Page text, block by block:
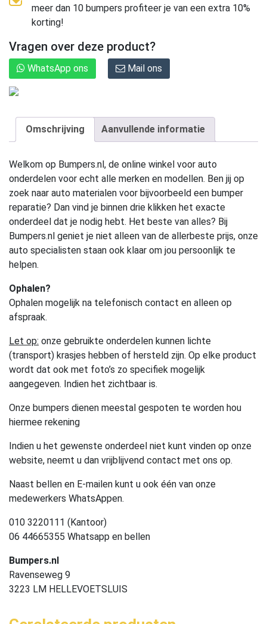
meer dan 10 bumpers profiteer je van een extra 10%
korting!
Vragen over deze product?
WhatsApp ons Mail ons
Omschrijving Aanvullende informatie
Welkom op Bumpers.nl, de online winkel voor auto
onderdelen voor echt alle merken en modellen. Ben jij op
zoek naar auto materialen voor bijvoorbeeld een bumper
reparatie? Dan vind je binnen drie klikken het exacte
onderdeel dat je nodig hebt. Het beste van alles? Bij
Bumpers.nl geniet je niet alleen van de allerbeste prijs, onze
auto specialisten staan ook klaar om jou persoonlijk te
helpen.
Ophalen?
Ophalen mogelijk na telefonisch contact en alleen op
afspraak.
Let op: onze gebruikte onderdelen kunnen lichte
(transport) krasjes hebben of hersteld zijn. Op elke product
wordt dat ook met foto’s zo specifiek mogelijk
aangegeven. Indien het zichtbaar is.
Onze bumpers dienen meestal gespoten te worden hou
hiermee rekening
Indien u het gewenste onderdeel niet kunt vinden op onze
website, neemt u dan vrijblijvend contact met ons op.
Naast bellen en E-mailen kunt u ook één van onze
medewerkers WhatsAppen.
010 3220111 (Kantoor)
06 44665355 Whatsapp en bellen
Bumpers.nl
Ravenseweg 9
3223 LM HELLEVOETSLUIS